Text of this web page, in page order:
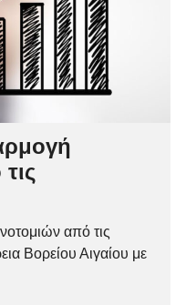
από τις
Βορείου Αιγαίου με